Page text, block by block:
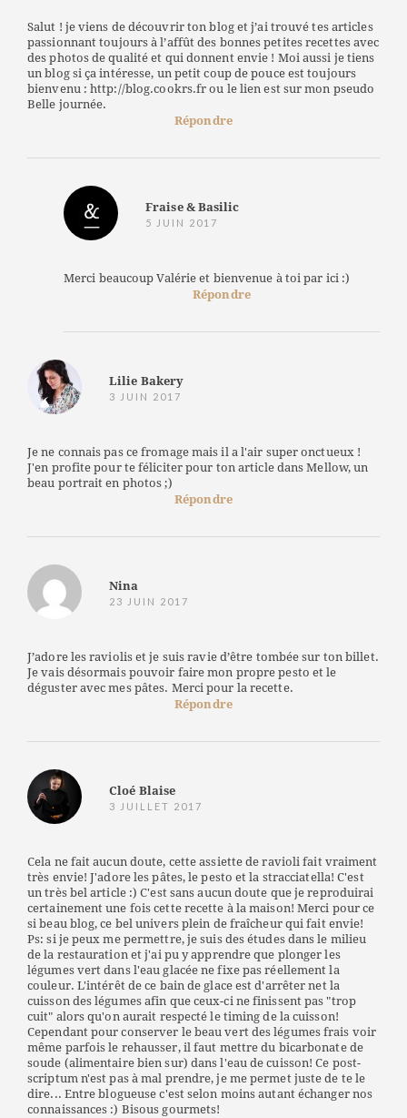
Salut ! je viens de découvrir ton blog et j’ai trouvé tes articles
passionnant toujours à l’affût des bonnes petites recettes avec
des photos de qualité et qui donnent envie ! Moi aussi je tiens
un blog si ça intéresse, un petit coup de pouce est toujours
bienvenu : http://blog.cookrs.fr ou le lien est sur mon pseudo
Belle journée.
Répondre
Fraise & Basilic
5 JUIN 2017
Merci beaucoup Valérie et bienvenue à toi par ici :)
Répondre
Lilie Bakery
3 JUIN 2017
Je ne connais pas ce fromage mais il a l'air super onctueux !
J'en profite pour te féliciter pour ton article dans Mellow, un
beau portrait en photos ;)
Répondre
Nina
23 JUIN 2017
J’adore les raviolis et je suis ravie d’être tombée sur ton billet.
Je vais désormais pouvoir faire mon propre pesto et le
déguster avec mes pâtes. Merci pour la recette.
Répondre
Cloé Blaise
3 JUILLET 2017
Cela ne fait aucun doute, cette assiette de ravioli fait vraiment
très envie! J'adore les pâtes, le pesto et la stracciatella! C'est
un très bel article :) C'est sans aucun doute que je reproduirai
certainement une fois cette recette à la maison! Merci pour ce
si beau blog, ce bel univers plein de fraîcheur qui fait envie!
Ps: si je peux me permettre, je suis des études dans le milieu
de la restauration et j'ai pu y apprendre que plonger les
légumes vert dans l'eau glacée ne fixe pas réellement la
couleur. L'intérêt de ce bain de glace est d'arrêter net la
cuisson des légumes afin que ceux-ci ne finissent pas "trop
cuit" alors qu'on aurait respecté le timing de la cuisson!
Cependant pour conserver le beau vert des légumes frais voir
même parfois le rehausser, il faut mettre du bicarbonate de
soude (alimentaire bien sur) dans l'eau de cuisson! Ce post-
scriptum n'est pas à mal prendre, je me permet juste de te le
dire... Entre blogueuse c'est selon moins autant échanger nos
connaissances :) Bisous gourmets!